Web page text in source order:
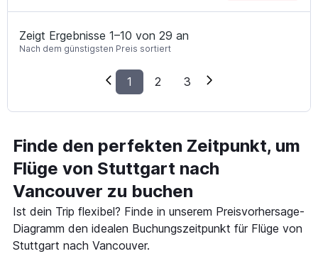
Zeigt Ergebnisse 1–10 von 29 an
Nach dem günstigsten Preis sortiert
1 2 3
Finde den perfekten Zeitpunkt, um
Flüge von Stuttgart nach
Vancouver zu buchen
Ist dein Trip flexibel? Finde in unserem Preisvorhersage-
Diagramm den idealen Buchungszeitpunkt für Flüge von
Stuttgart nach Vancouver.